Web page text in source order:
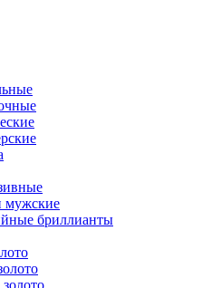
мужские
бриллианты